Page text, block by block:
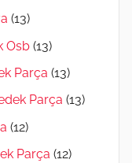
(13)
Osb (13)
Parça (13)
Parça (13)
(12)
Parça (12)